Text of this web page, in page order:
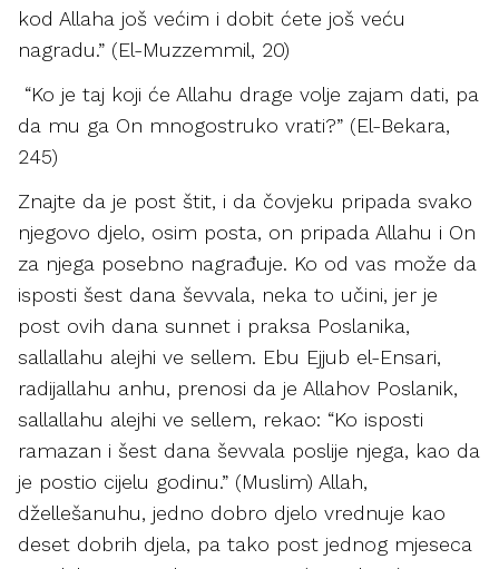
kod Allaha još većim i dobit ćete još veću
nagradu.” (El-Muzzemmil, 20)
“Ko je taj koji će Allahu drage volje zajam dati, pa
da mu ga On mnogostruko vrati?” (El-Bekara,
245)
Znajte da je post štit, i da čovjeku pripada svako
njegovo djelo, osim posta, on pripada Allahu i On
za njega posebno nagrađuje. Ko od vas može da
isposti šest dana ševvala, neka to učini, jer je
post ovih dana sunnet i praksa Poslanika,
sallallahu alejhi ve sellem. Ebu Ejjub el-Ensari,
radijallahu anhu, prenosi da je Allahov Poslanik,
sallallahu alejhi ve sellem, rekao: “Ko isposti
ramazan i šest dana ševvala poslije njega, kao da
je postio cijelu godinu.” (Muslim) Allah,
džellešanuhu, jedno dobro djelo vrednuje kao
deset dobrih djela, pa tako post jednog mjeseca